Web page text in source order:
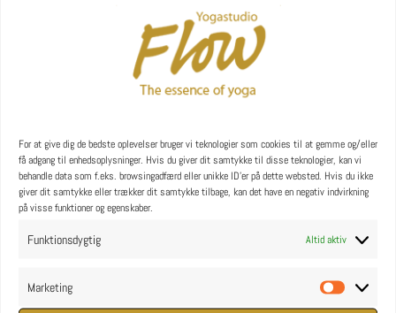
For at give dig de bedste oplevelser bruger vi teknologier som cookies til at gemme og/eller
få adgang til enhedsoplysninger. Hvis du giver dit samtykke til disse teknologier, kan vi
behandle data som f.eks. browsingadfærd eller unikke ID'er på dette websted. Hvis du ikke
giver dit samtykke eller trækker dit samtykke tilbage, kan det have en negativ indvirkning
på visse funktioner og egenskaber.
Funktionsdygtig Altid aktiv
Marketing
Rummelig og flot yoga- og rejsetaske “Studio Flow”
kr.599,00